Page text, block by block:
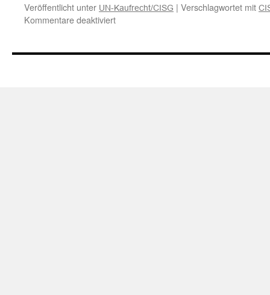
Veröffentlicht unter UN-Kaufrecht/CISG | Verschlagwortet mit
Kommentare deaktiviertfür
der